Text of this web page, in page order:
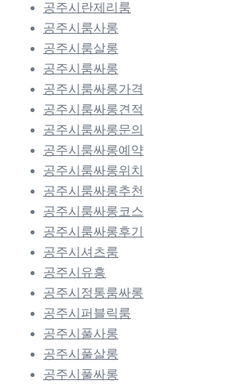
공주시란제리룸
공주시룸사롱
공주시룸살롱
공주시룸싸롱
공주시룸싸롱가격
공주시룸싸롱견적
공주시룸싸롱문의
공주시룸싸롱예약
공주시룸싸롱위치
공주시룸싸롱추천
공주시룸싸롱코스
공주시룸싸롱후기
공주시셔츠룸
공주시유흥
공주시정통룸싸롱
공주시퍼블릭룸
공주시풀사롱
공주시풀살롱
공주시풀싸롱